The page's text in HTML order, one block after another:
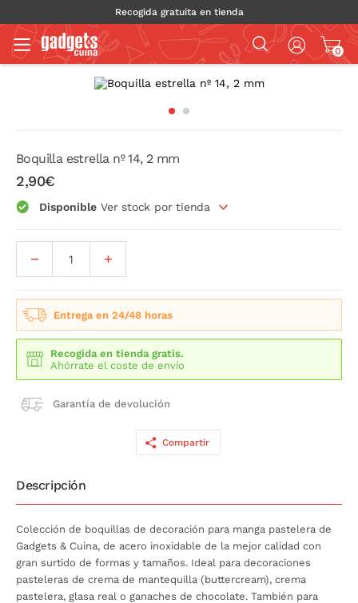
Recogida gratuita en tienda
0
Boquilla estrella nº 14, 2 mm
2,90€
Disponible Ver stock por tienda
Entrega en 24/48 horas
Recogida en tienda gratis.
Ahórrate el coste de envío
Garantía de devolución
Compartir
Descripción
Colección de boquillas de decoración para manga pastelera de
Gadgets & Cuina, de acero inoxidable de la mejor calidad con
gran surtido de formas y tamaños. Ideal para decoraciones
pasteleras de crema de mantequilla (buttercream), crema
pastelera, glasa real o ganaches de chocolate. También para